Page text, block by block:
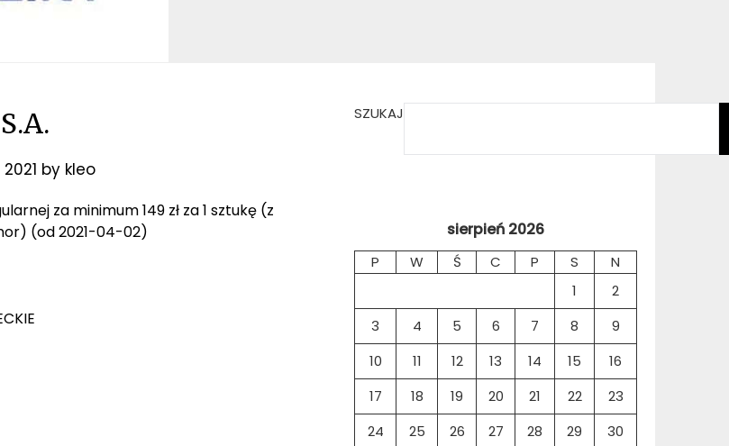
by kleo
za minimum 149 zł za 1 sztukę (z
(od 2021-04-02)
SZUKAJ
sierpień 2026
P W Ś C P S
N
1
2
3
4 5 6 7 8
9
10
11 12 13 14 15
16
17
18 19 20 21 22
23
24
25 26 27 28 29
30